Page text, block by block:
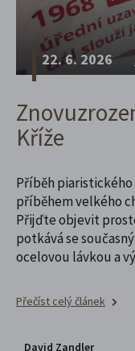
22. 6. 2026
Kříže
Příběh piaristického
příběhem velkého
Přijďte objevit
potkává se
ocelovou lávkou a
Přečíst celý článek
David Zandler